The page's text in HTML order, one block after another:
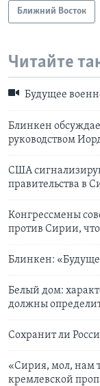
Ближний Восток
Читайте
Будущее
Блинкен
руководством
США
правительства в
Конгрессмены
против Сирии,
Блинкен:
Белый дом:
должны
Сохранит ли
«Сирия, мол, нам
кремлевской